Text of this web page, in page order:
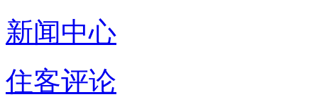
新闻中心
住客评论